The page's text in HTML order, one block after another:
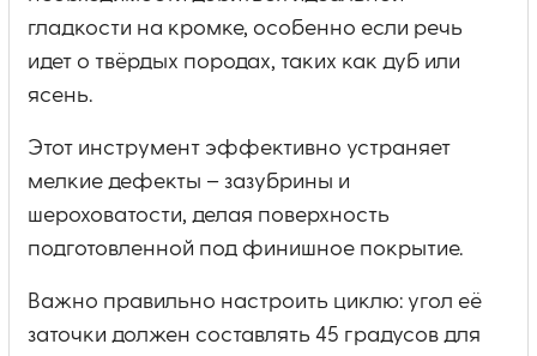
гладкости на кромке, особенно если речь
идет о твёрдых породах, таких как дуб или
ясень.
Этот инструмент эффективно устраняет
мелкие дефекты – зазубрины и
шероховатости, делая поверхность
подготовленной под финишное покрытие.
Важно правильно настроить циклю: угол её
заточки должен составлять 45 градусов для